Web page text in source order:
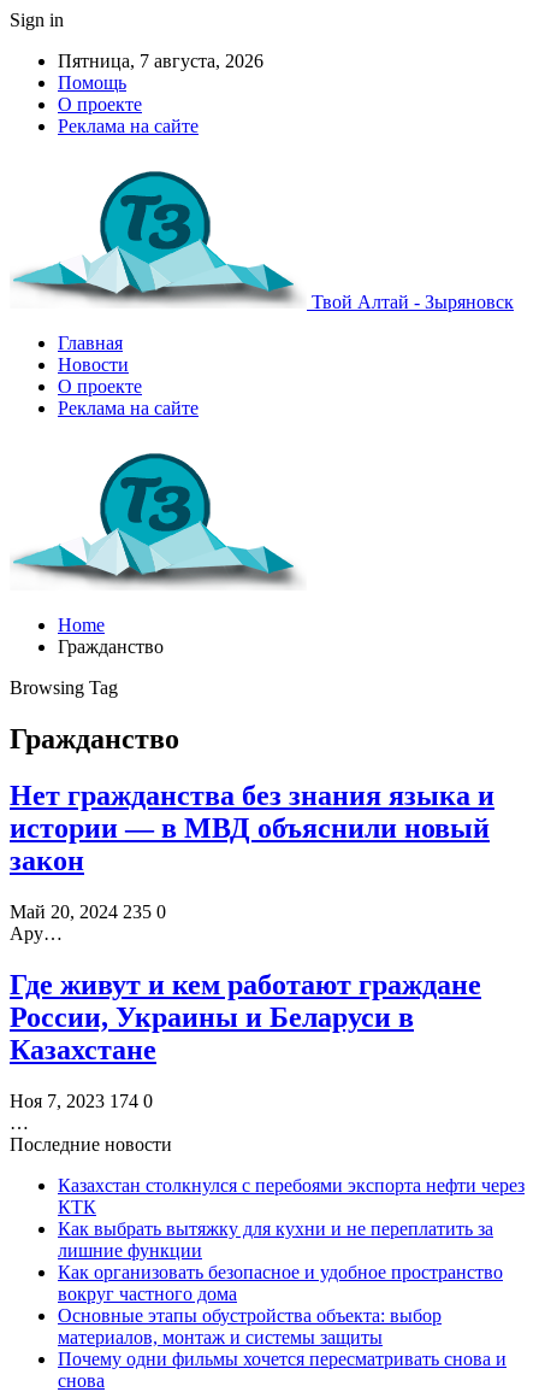
Sign in
Пятница, 7 августа, 2026
Помощь
О проекте
Реклама на сайте
Твой Алтай - Зыряновск
Главная
Новости
О проекте
Реклама на сайте
Home
Гражданство
Browsing Tag
Гражданство
Нет гражданства без знания языка и
истории — в МВД объяснили новый
закон
Май 20, 2024 235 0
Ару…
Где живут и кем работают граждане
России, Украины и Беларуси в
Казахстане
Ноя 7, 2023 174 0
…
Последние новости
Казахстан столкнулся с перебоями экспорта нефти через
КТК
Как выбрать вытяжку для кухни и не переплатить за
лишние функции
Как организовать безопасное и удобное пространство
вокруг частного дома
Основные этапы обустройства объекта: выбор
материалов, монтаж и системы защиты
Почему одни фильмы хочется пересматривать снова и
снова